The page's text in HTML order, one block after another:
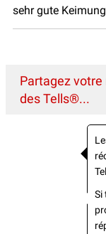
sehr gute Keimung
Partagez
des Tells®...
Si